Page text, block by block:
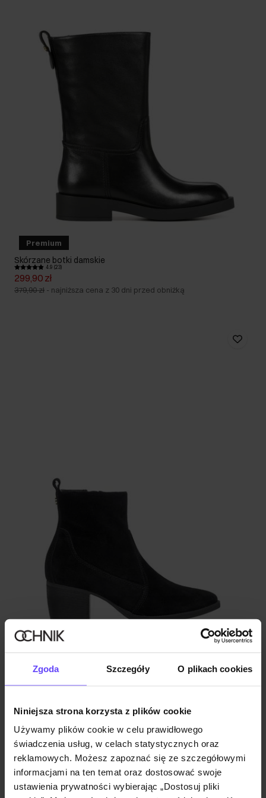
Zgoda Szczegóły O plikach cookies
Niniejsza strona korzysta z plików cookie
Używamy plików cookie w celu prawidłowego
świadczenia usług, w celach statystycznych oraz
reklamowych. Możesz zapoznać się ze szczegółowymi
informacjami na ten temat oraz dostosować swoje
ustawienia prywatności wybierając „Dostosuj pliki
Premium
Skórzane botki damskie
4.9 (23)
299,90 zł
379,90 zł - najniższa cena z 30 dni przed obniżką
Zamszowe botki damskie na obcasie
4.8 (204)